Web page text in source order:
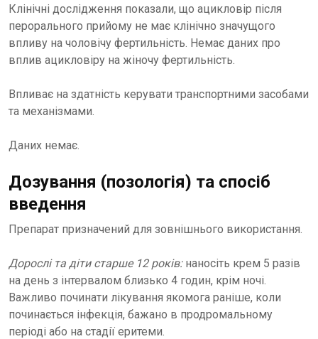
Клінічні дослідження показали, що ацикловір після
перорального прийому не має клінічно значущого
впливу на чоловічу фертильність. Немає даних про
вплив ацикловіру на жіночу фертильність.
Впливає на здатність керувати транспортними засобами
та механізмами.
Даних немає.
Дозування (позологія) та спосіб
введення
Препарат призначений для зовнішнього використання.
Дорослі та діти старше 12 років:наносіть крем 5 разів
на день з інтервалом близько 4 годин, крім ночі.
Важливо починати лікування якомога раніше, коли
починається інфекція, бажано в продромальному
періоді або на стадії еритеми.